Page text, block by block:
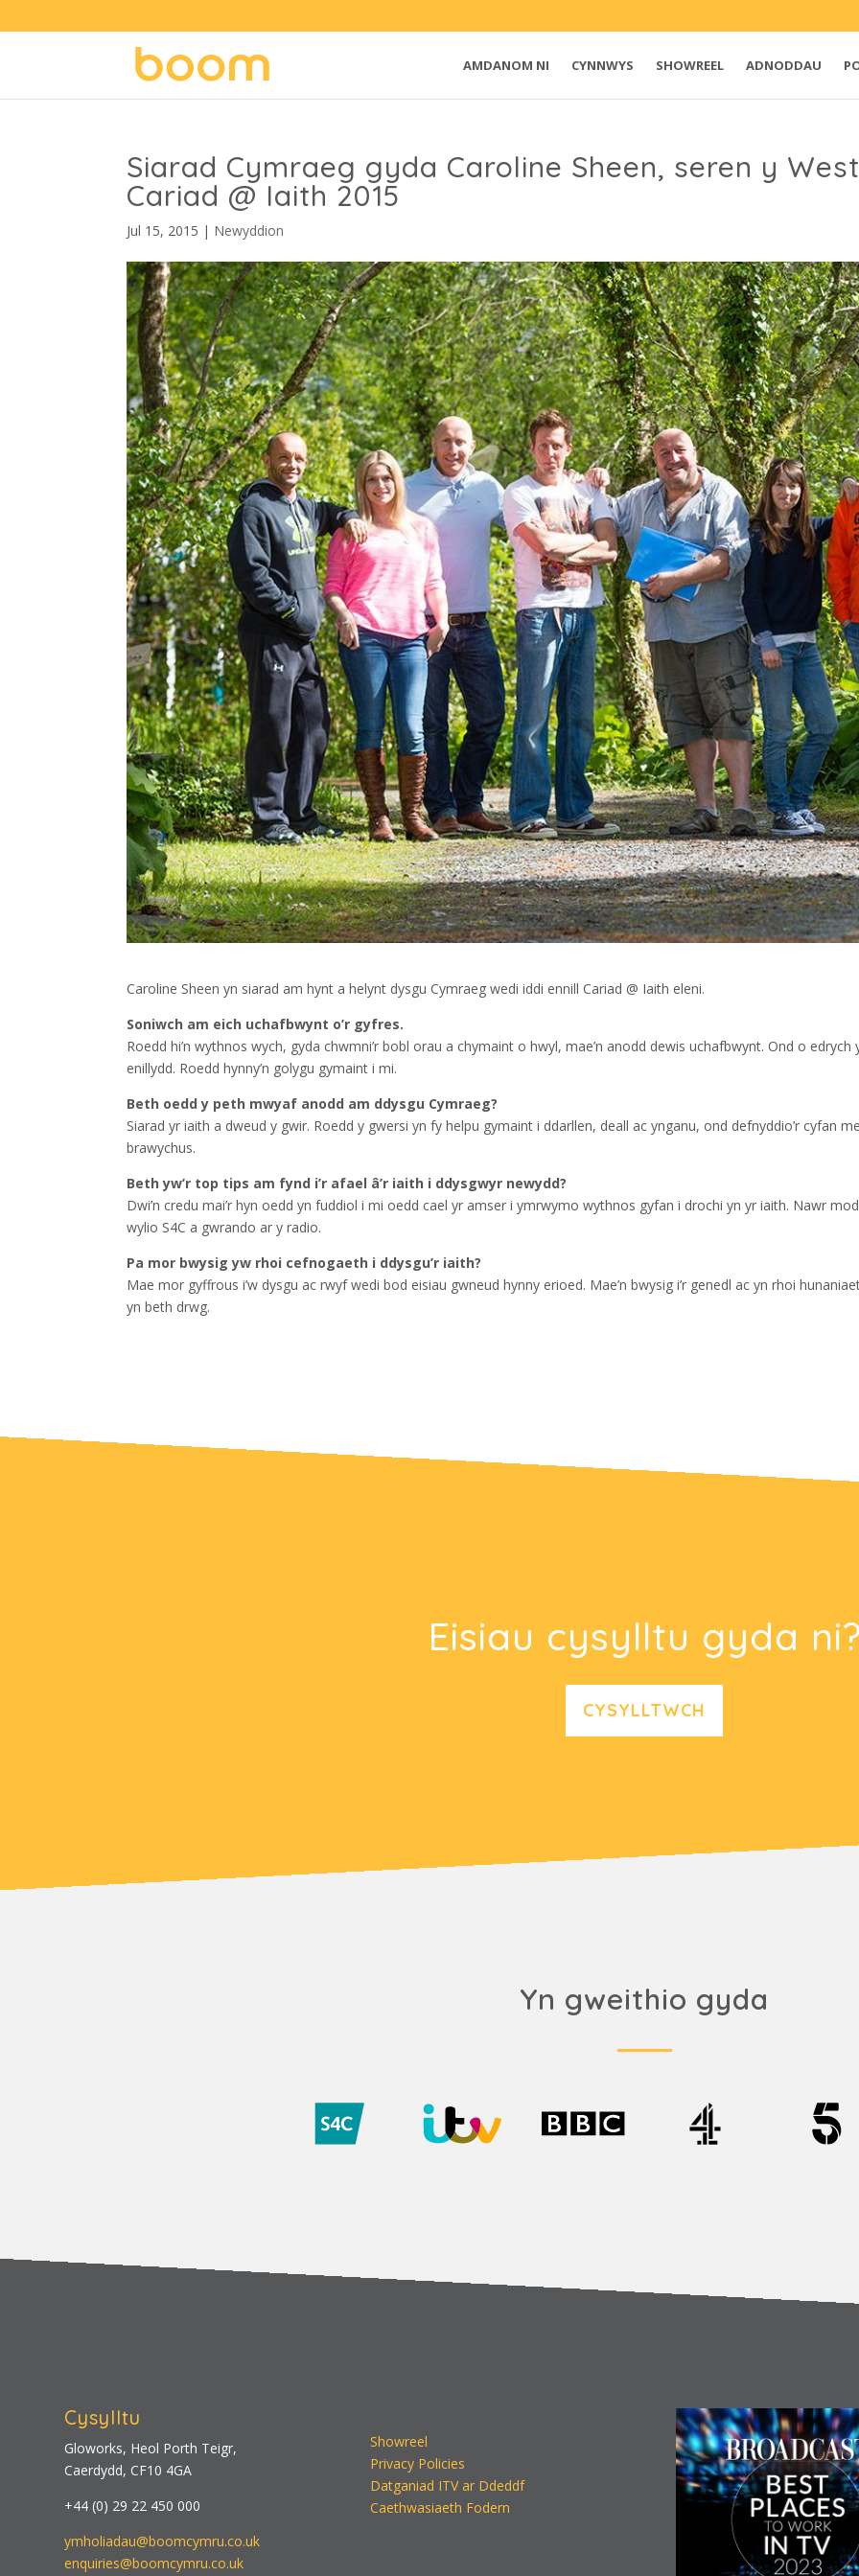
AMDANOM NI CYNNWYS SHOWREEL ADNODDAU
Siarad Cymraeg gyda Caroline Sheen, seren y
Cariad @ Iaith 2015
Jul 15, 2015 | Newyddion
Caroline Sheen yn siarad am hynt a helynt dysgu Cymraeg wedi iddi ennill Cariad @ Iaith eleni.
Soniwch am eich uchafbwynt o’r gyfres.
Roedd hi’n wythnos wych, gyda chwmni’r bobl orau a chymaint o hwyl, mae’n anodd dewis uchafbwynt. Ond o
enillydd. Roedd hynny’n golygu gymaint i mi.
Beth oedd y peth mwyaf anodd am ddysgu Cymraeg?
Siarad yr iaith a dweud y gwir. Roedd y gwersi yn fy helpu gymaint i ddarllen, deall ac ynganu, ond defnyddio’r cyfan
brawychus.
Beth yw’r top tips am fynd i’r afael â’r iaith i ddysgwyr newydd?
Dwi’n credu mai’r hyn oedd yn fuddiol i mi oedd cael yr amser i ymrwymo wythnos gyfan i drochi yn yr iaith. Nawr
wylio S4C a gwrando ar y radio.
Pa mor bwysig yw rhoi cefnogaeth i ddysgu’r iaith?
Mae mor gyffrous i’w dysgu ac rwyf wedi bod eisiau gwneud hynny erioed. Mae’n bwysig i’r genedl ac yn rhoi
yn beth drwg.
Eisiau cysylltu gyda
CYSYLLTWCH
Yn gweithio gyda
Cysylltu
Gloworks, Heol Porth Teigr,
Caerdydd, CF10 4GA
+44 (0) 29 22 450 000
ymholiadau@boomcymru.co.uk
enquiries@boomcymru.co.uk
Showreel
Privacy Policies
Datganiad ITV ar Ddeddf
Caethwasiaeth Fodern